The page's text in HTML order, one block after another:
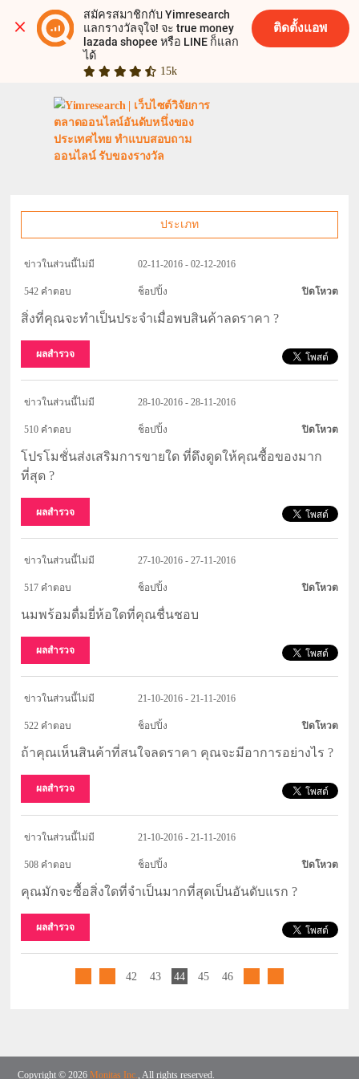
สมัครสมาชิกกับ Yimresearch
แลกรางวัลจุใจ! จะ true money
lazada shopee หรือ LINE ก็แลก
ได้
15k
ติดตั้งแอพ
ประเภท
ข่าวในส่วนนี้ไม่มี 02-11-2016 - 02-12-2016
542 คำตอบ ช็อปปิ้ง ปิดโหวต
สิ่งที่คุณจะทำเป็นประจำเมื่อพบสินค้าลดราคา ?
ผลสำรวจ
ข่าวในส่วนนี้ไม่มี 28-10-2016 - 28-11-2016
510 คำตอบ ช็อปปิ้ง ปิดโหวต
โปรโมชั่นส่งเสริมการขายใด ที่ดึงดูดให้คุณซื้อของมาก
ที่สุด ?
ผลสำรวจ
ข่าวในส่วนนี้ไม่มี 27-10-2016 - 27-11-2016
517 คำตอบ ช็อปปิ้ง ปิดโหวต
นมพร้อมดื่มยี่ห้อใดที่คุณชื่นชอบ
ผลสำรวจ
ข่าวในส่วนนี้ไม่มี 21-10-2016 - 21-11-2016
522 คำตอบ ช็อปปิ้ง ปิดโหวต
ถ้าคุณเห็นสินค้าที่สนใจลดราคา คุณจะมีอาการอย่างไร ?
ผลสำรวจ
ข่าวในส่วนนี้ไม่มี 21-10-2016 - 21-11-2016
508 คำตอบ ช็อปปิ้ง ปิดโหวต
คุณมักจะซื้อสิ่งใดที่จำเป็นมากที่สุดเป็นอันดับแรก ?
ผลสำรวจ
42 43 44 45 46
Copyright © 2026Monitas Inc., All rights reserved.